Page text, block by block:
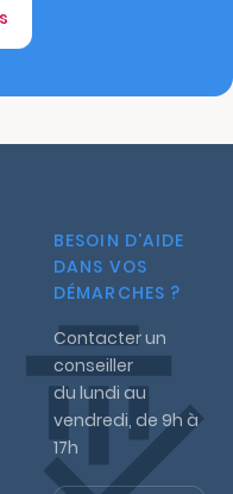
BESOIN D'AIDE
DANS VOS
DÉMARCHES ?
Contacter un
conseiller
du lundi au
vendredi, de 9h à
17h